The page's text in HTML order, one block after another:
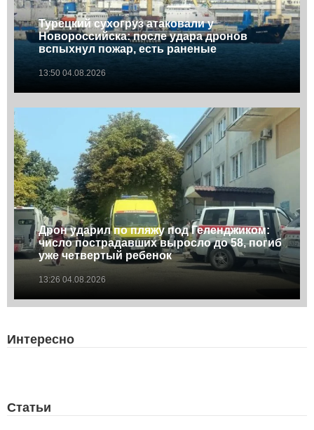
Турецкий сухогруз атаковали у
Новороссийска: после удара дронов
вспыхнул пожар, есть раненые
13:50 04.08.2026
Дрон ударил по пляжу под Геленджиком:
число пострадавших выросло до 58, погиб
уже четвертый ребенок
13:26 04.08.2026
Интересно
Статьи